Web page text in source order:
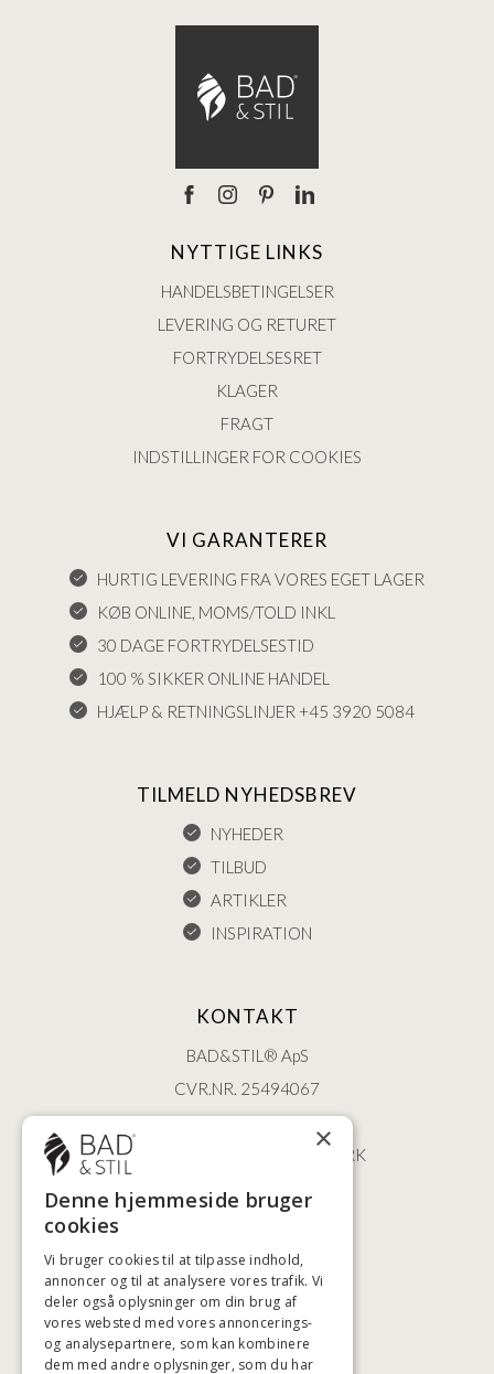
NYTTIGE LINKS
HANDELSBETINGELSER
LEVERING OG RETURET
FORTRYDELSESRET
KLAGER
FRAGT
INDSTILLINGER FOR COOKIES
VI GARANTERER
HURTIG LEVERING FRA VORES EGET LAGER
KØB ONLINE, MOMS/TOLD INKL
30 DAGE FORTRYDELSESTID
100 % SIKKER ONLINE HANDEL
HJÆLP & RETNINGSLINJER +45 3920 5084
TILMELD NYHEDSBREV
NYHEDER
TILBUD
ARTIKLER
INSPIRATION
KONTAKT
BAD&STIL® ApS
CVR.NR. 25494067
ØSTERBROGADE 202
2100 KØBENHAVN • DANMARK
+45 3920 5084
HØJESTE KREDITVÆRDIGHED
×
Denne hjemmeside bruger
cookies
Vi bruger cookies til at tilpasse indhold,
annoncer og til at analysere vores trafik. Vi
deler også oplysninger om din brug af
vores websted med vores annoncerings-
og analysepartnere, som kan kombinere
dem med andre oplysninger, som du har